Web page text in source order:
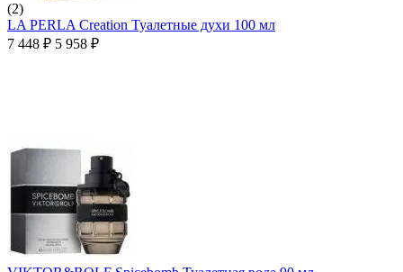
(2)
LA PERLA Creation Туалетные духи 100 мл
7 448 ₽ 5 958 ₽